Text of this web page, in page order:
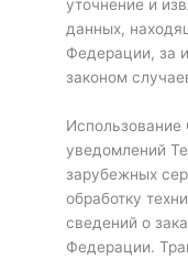
уточнение и
данных,
Федерации, за
законом
уведомлений
зарубежных
обработку
сведений о
Федерации.